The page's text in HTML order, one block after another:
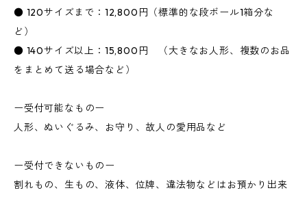
● 120サイズまで：12,800円（標準的な段ボール1箱分な
ど）
● 140サイズ以上：15,800円 （大きなお人形、複数のお品
をまとめて送る場合など）
ー受付可能なものー
人形、ぬいぐるみ、お守り、故人の愛用品など
ー受付できないものー
割れもの、生もの、液体、位牌、違法物などはお預かり出来